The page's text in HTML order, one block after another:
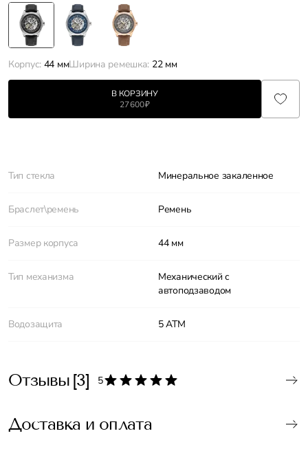
Корпус: 44 ммШирина ремешка: 22 мм
В КОРЗИНУ
27 600 ₽
Тип стекла Минеральное закаленное
Браслет\ремень Ремень
Размер корпуса 44 мм
Тип механизма
Механический с
автоподзаводом
Водозащита 5 АТМ
Отзывы [3] 5
Доставка и оплата